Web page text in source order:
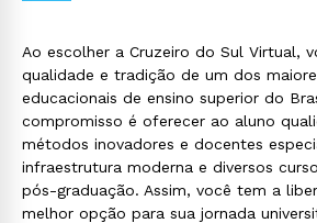
Ao escolher a Cruzeiro do Sul Virtual,
qualidade e tradição de um dos
educacionais de ensino superior do
compromisso é oferecer ao aluno
métodos inovadores e docentes
infraestrutura moderna e diversos
pós-graduação. Assim, você tem a
melhor opção para sua jornada
Rápido e fácil
WhatsApp